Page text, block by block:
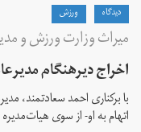
دیدگاه ورزش
میراث وزارت ورزش و
اخراج دیرهنگام
با برکناری احمد سعادتمند،
اتهام به او- از سوی